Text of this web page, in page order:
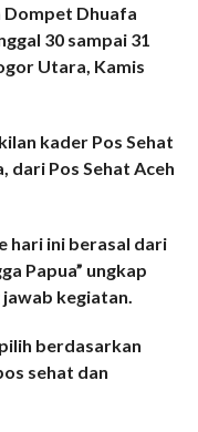
Dompet Dhuafa
30 sampai 31
Utara, Kamis
kader Pos Sehat
dari Pos Sehat Aceh
hari ini berasal dari
Papua” ungkap
kegiatan.
berdasarkan
sehat dan